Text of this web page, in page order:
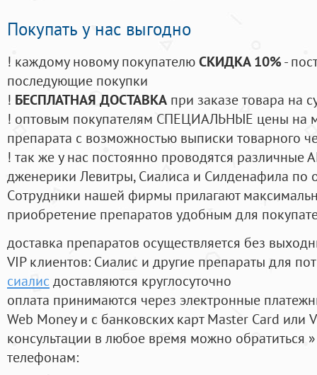
Покупать у нас выгодно
! каждому новому покупателюСКИДКА 10%-
последующие покупки
! БЕСПЛАТНАЯ ДОСТАВКА при заказе товара на
! оптовым покупателям СПЕЦИАЛЬНЫЕ цены на
препарата с возможностью выписки товарного
! так же у нас постоянно проводятся
дженерики Левитры, Сиалиса и Силденафила по
Cотрудники нашей фирмы прилагают
приобретение препаратов удобным для
доставка препаратов осуществляется без
VIP клиентов: Сиалис и другие препараты для
сиалис доставляются круглосуточно
оплата принимаются через электронные
Web Money и с банковских карт Master Card или
консультации в любое время можно обратиться
телефонам: